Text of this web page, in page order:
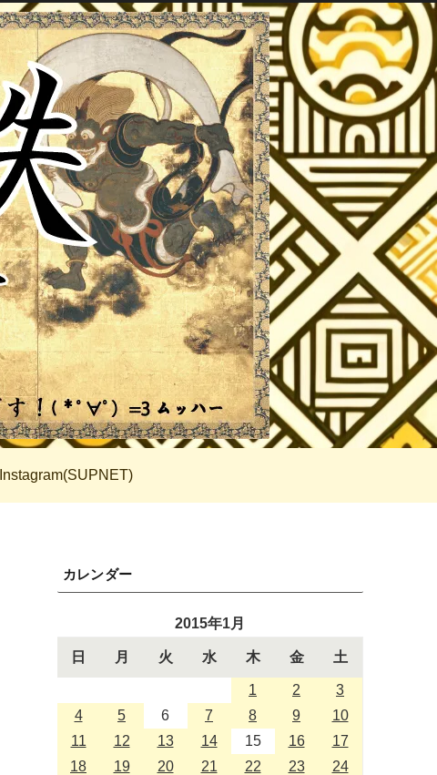
Instagram(SUPNET)
カレンダー
2015年1月
日 月 火 水 木 金 土
1 2
3
4
5 6 7 8 9
10
11
12 13 14 15 16
17
18
19 20 21 22 23
24